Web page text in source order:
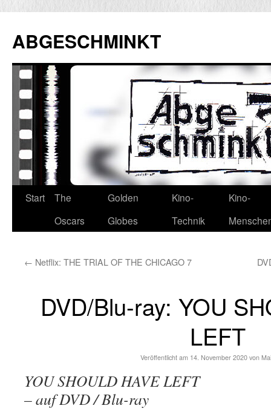
springen
ABGESCHMINKT
Start
The
Oscars
Golden
Globes
Kino-
Technik
Kino-
← Netflix: THE TRIAL OF THE CHICAGO 7
DVD/Blu-ray: YOU
LEFT
Veröffentlicht am 14. November 2020 von
YOU SHOULD HAVE LEFT
– auf DVD / Blu-ray